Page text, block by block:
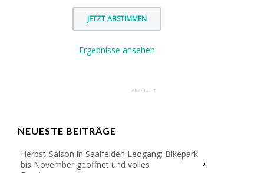
Ergebnisse ansehen
NEUESTE BEITRÄGE
Herbst-Saison in Saalfelden Leogang: Bikepark
bis November geöffnet und volles